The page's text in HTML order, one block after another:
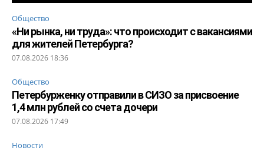
Общество
«Ни рынка, ни труда»: что происходит с вакансиями
для жителей Петербурга?
07.08.2026 18:36
Общество
Петербурженку отправили в СИЗО за присвоение
1,4 млн рублей со счета дочери
07.08.2026 17:49
Новости